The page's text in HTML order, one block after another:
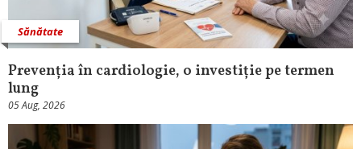
Sănătate
Prevenția în cardiologie, o investiție pe termen
lung
05 Aug, 2026